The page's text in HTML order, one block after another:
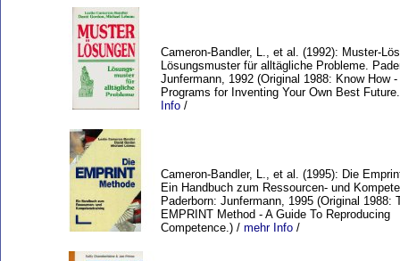
Cameron-Bandler, L., et al. (1992): Muster-
Lösungsmuster für alltägliche Probleme.
Junfermann, 1992 (Original 1988: Know How
Programs for Inventing Your Own Best
Info /
Cameron-Bandler, L., et al. (1995): Die
Ein Handbuch zum Ressourcen- und
Paderborn: Junfermann, 1995 (Original 1988:
EMPRINT Method - A Guide To Reproducing
Competence.) / mehr Info /